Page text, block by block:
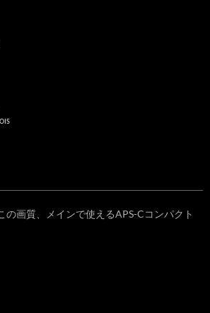
の画質、メインで使えるAPS-Cコンパクト